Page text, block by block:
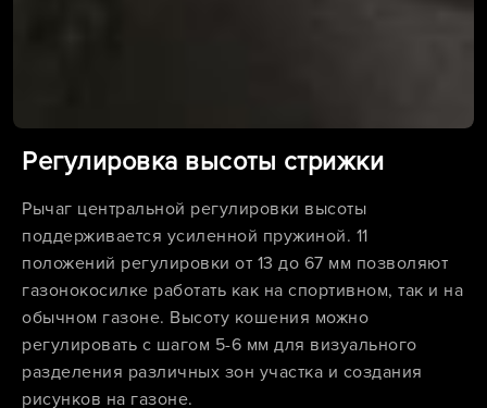
Регулировка высоты стрижки
Рычаг центральной регулировки высоты
поддерживается усиленной пружиной. 11
положений регулировки от 13 до 67 мм позволяют
газонокосилке работать как на спортивном, так и на
обычном газоне. Высоту кошения можно
регулировать с шагом 5-6 мм для визуального
разделения различных зон участка и создания
рисунков на газоне.